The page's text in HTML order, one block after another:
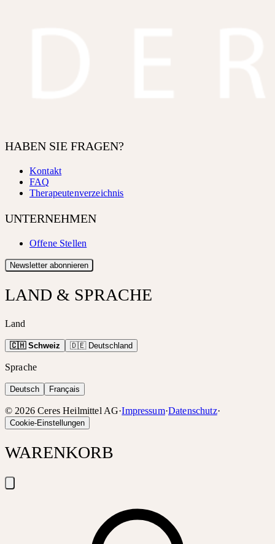
HABEN SIE FRAGEN?
Kontakt
FAQ
Therapeutenverzeichnis
UNTERNEHMEN
Offene Stellen
Newsletter abonnieren
LAND & SPRACHE
Land
🇨🇭 Schweiz 🇩🇪 Deutschland
Sprache
Deutsch Français
© 2026 Ceres Heilmittel AG·Impressum·Datenschutz·
Cookie-Einstellungen
WARENKORB